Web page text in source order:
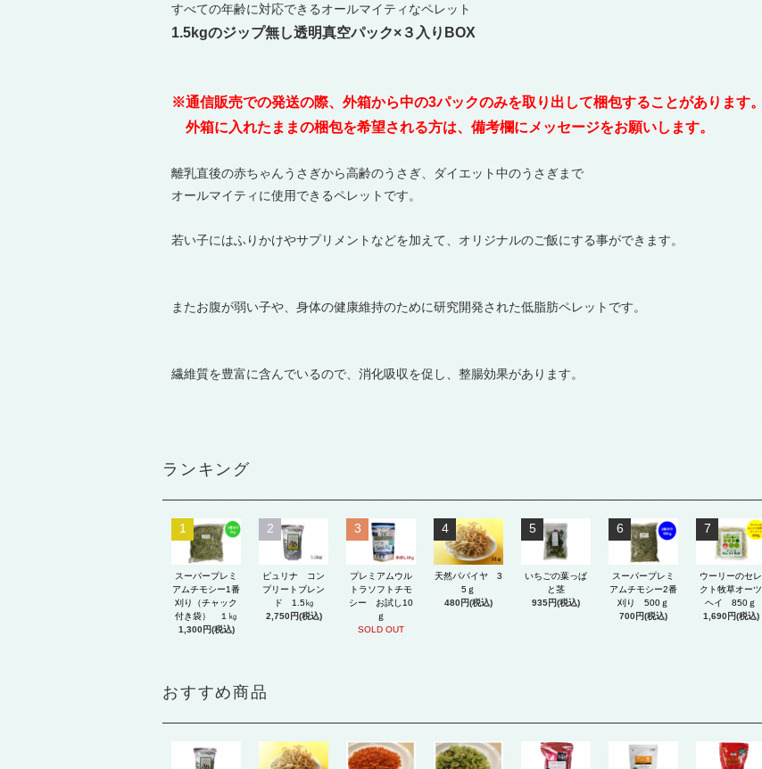
すべての年齢に対応できるオールマイティなペレット
1.5kgのジップ無し透明真空パック×３入りBOX
※通信販売での発送の際、外箱から中の3パックのみを取り出して梱包することがあります。
外箱に入れたままの梱包を希望される方は、備考欄にメッセージをお願いします。
離乳直後の赤ちゃんうさぎから高齢のうさぎ、ダイエット中のうさぎまで
オールマイティに使用できるペレットです。
若い子にはふりかけやサプリメントなどを加えて、オリジナルのご飯にする事ができます。
またお腹が弱い子や、身体の健康維持のために研究開発された低脂肪ペレットです。
繊維質を豊富に含んでいるので、消化吸収を促し、整腸効果があります。
ランキング
1
スーパープレミ
アムチモシー1番
刈り（チャック
付き袋） １㎏
1,300円(税込)
2
ピュリナ コン
プリートブレン
ド 1.5㎏
2,750円(税込)
3
プレミアムウル
トラソフトチモ
シー お試し10
ｇ
SOLD OUT
4
天然パパイヤ 3
5ｇ
480円(税込)
5
いちごの葉っぱ
と茎
935円(税込)
6
スーパープレミ
アムチモシー2番
刈り 500ｇ
700円(税込)
7
ウーリーのセレ
クト牧草オーツ
ヘイ 850ｇ
1,690円(税込)
おすすめ商品